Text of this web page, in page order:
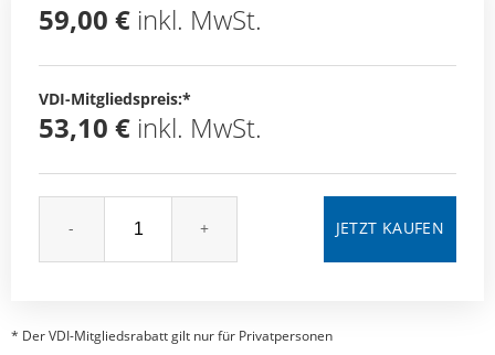
59,00 € inkl. MwSt.
VDI-Mitgliedspreis:*
53,10 € inkl. MwSt.
- +
* Der VDI-Mitgliedsrabatt gilt nur für Privatpersonen